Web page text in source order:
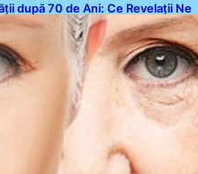
după 70 de Ani: Ce Revelații Ne